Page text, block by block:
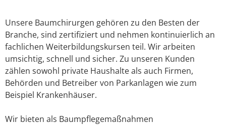
Unsere Baumchirurgen gehören zu den Besten der
Branche, sind zertifiziert und nehmen kontinuierlich an
fachlichen Weiterbildungskursen teil. Wir arbeiten
umsichtig, schnell und sicher. Zu unseren Kunden
zählen sowohl private Haushalte als auch Firmen,
Behörden und Betreiber von Parkanlagen wie zum
Beispiel Krankenhäuser.
Wir bieten als Baumpflegemaßnahmen